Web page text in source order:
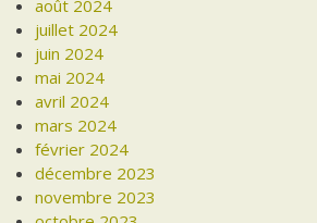
août 2024
juillet 2024
juin 2024
mai 2024
avril 2024
mars 2024
février 2024
décembre 2023
novembre 2023